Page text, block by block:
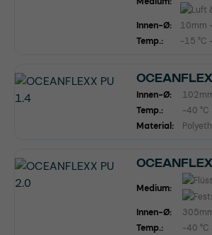
Innen-Ø:
10mm
Temp.:
-15 °C
Innen-Ø:
Temp.:
-40 °C
Material:
Medium:
Innen-Ø:
Temp.:
-40 °C